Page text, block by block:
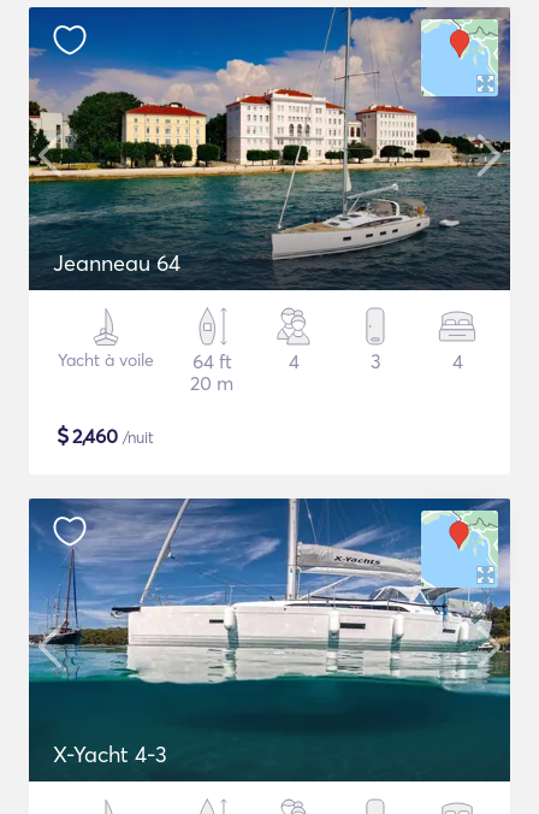
Jeanneau 64
Yacht à voile
64 ft
20 m
4 3 4
$2,460 /nuit
X-Yacht 4-3